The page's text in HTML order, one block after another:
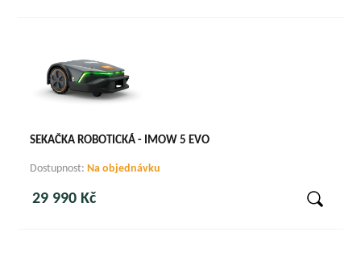
SEKAČKA ROBOTICKÁ - IMOW 5 EVO
Dostupnost:Na objednávku
29 990 Kč